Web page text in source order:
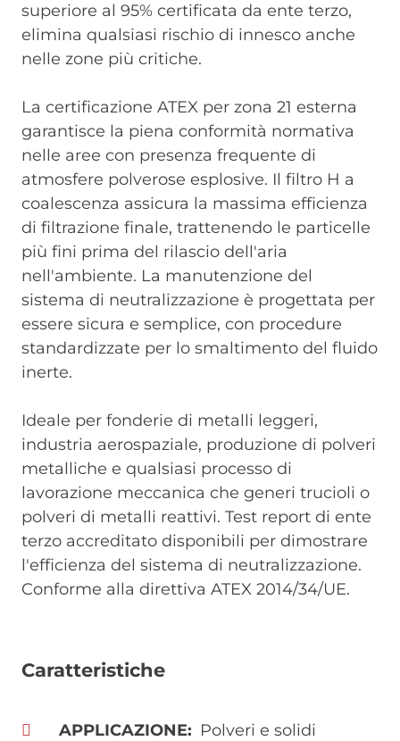
superiore al 95% certificata da ente terzo,
elimina qualsiasi rischio di innesco anche
nelle zone più critiche.
La certificazione ATEX per zona 21 esterna
garantisce la piena conformità normativa
nelle aree con presenza frequente di
atmosfere polverose esplosive. Il filtro H a
coalescenza assicura la massima efficienza
di filtrazione finale, trattenendo le particelle
più fini prima del rilascio dell'aria
nell'ambiente. La manutenzione del
sistema di neutralizzazione è progettata per
essere sicura e semplice, con procedure
standardizzate per lo smaltimento del fluido
inerte.
Ideale per fonderie di metalli leggeri,
industria aerospaziale, produzione di polveri
metalliche e qualsiasi processo di
lavorazione meccanica che generi trucioli o
polveri di metalli reattivi. Test report di ente
terzo accreditato disponibili per dimostrare
l'efficienza del sistema di neutralizzazione.
Conforme alla direttiva ATEX 2014/34/UE.
Caratteristiche
APPLICAZIONE Polveri e solidi